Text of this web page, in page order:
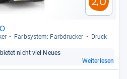
Farb­sys­tem: Farb­dru­cker
Druck­
nicht viel Neues
Weiterlesen